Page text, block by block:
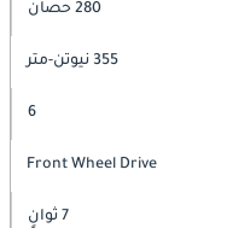
280 حصان
355 نيوتن-متر
6
Front Wheel Drive
7 ثوانٍ